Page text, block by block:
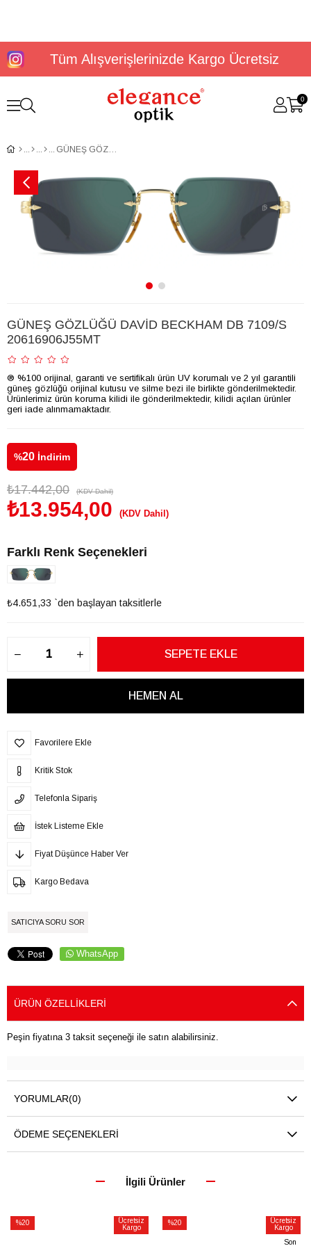
Tüm Alışverişlerinizde Kargo Ücretsiz
0
GÜNEŞ GÖZLÜĞÜ DAVİD BECKHAM DB 7109/S 20616906J55MT
GÜNEŞ GÖZLÜĞÜ DAVİD BECKHAM DB 7109/S
20616906J55MT
® %100 orijinal, garanti ve sertifikalı ürün UV korumalı ve 2 yıl garantili
güneş gözlüğü orijinal kutusu ve silme bezi ile birlikte gönderilmektedir.
Ürünlerimiz ürün koruma kilidi ile gönderilmektedir, kilidi açılan ürünler
geri iade alınmamaktadır.
%20 İndirim
₺17.442,00 (KDV Dahil)
₺13.954,00 (KDV Dahil)
Farklı Renk Seçenekleri
₺4.651,33 `den başlayan taksitlerle
Favorilere Ekle
Kritik Stok
Telefonla Sipariş
İstek Listeme Ekle
Fiyat Düşünce Haber Ver
Kargo Bedava
SATICIYA SORU SOR
WhatsApp
ÜRÜN ÖZELLIKLERI
Peşin fiyatına 3 taksit seçeneği ile satın alabilirsiniz.
YORUMLAR(0)
ÖDEME SEÇENEKLERI
İlgili Ürünler
%20
Ücretsiz
Kargo
%20
Ücretsiz
Kargo
Son